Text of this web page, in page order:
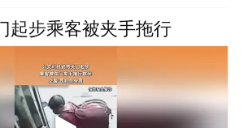
起步乘客被夹手拖行